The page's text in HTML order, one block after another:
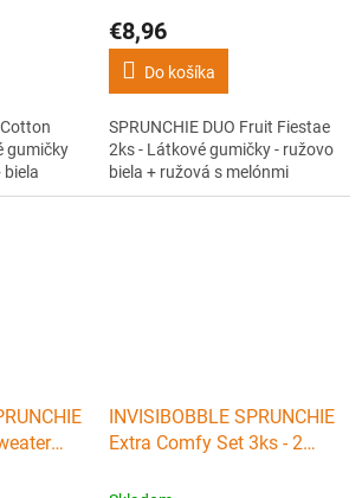
gumičky
biela
€8,96
Do košíka
SPRUNCHIE DUO Fruit Fiestae
2ks - Látkové gumičky - ružovo
biela + ružová s melónmi
INVISIBOBBLE SPRUNCHIE
Extra Comfy Set 3ks - 2